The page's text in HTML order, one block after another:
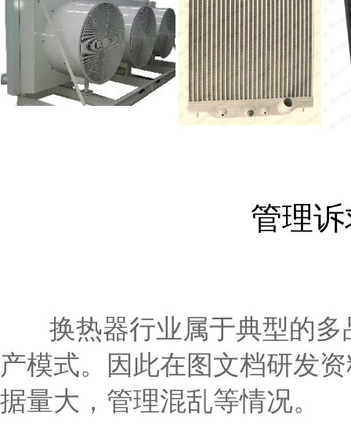
管理
换热器行业属于典型的多
产模式。因此在图文档研发
据量大，管理混乱等情况。